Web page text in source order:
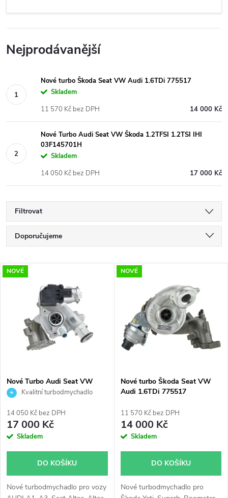
Nejprodávanější
Nové turbo Škoda Seat VW Audi 1.6TDi 775517
Skladem
14 000 Kč
11 570 Kč bez DPH
Nové Turbo Audi Seat VW Škoda 1.2TFSI 1.2TSI IHI
03F145701H
Skladem
17 000 Kč
14 050 Kč bez DPH
Filtrovat
Ř
a
p
r
o
u
Doporučujeme
Nejdražší
Nejprodávanější
Abecedně
V
s
p
r
o
d
NOVÉ
Nové Turbo Audi Seat VW
Škoda 1.2TFSI 1.2TSI IHI
Kvalitní turbodmychadlo
14 050 Kč bez DPH
17 000 Kč
Skladem
DO KOŠÍKU
Nové turbodmychadlo pro vozy
NOVÉ
Nové turbo Škoda Seat VW
Audi 1.6TDi 775517
11 570 Kč bez DPH
14 000 Kč
Skladem
DO KOŠÍKU
Nové turbodmychadlo pro